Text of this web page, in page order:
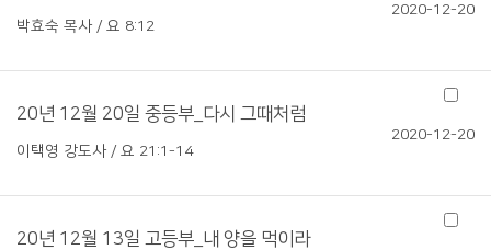
박효숙 목사 / 요 8:12
2020-12-20
20년 12월 20일 중등부_다시 그때처럼
이택영 강도사 / 요 21:1-14
2020-12-20
20년 12월 13일 고등부_내 양을 먹이라